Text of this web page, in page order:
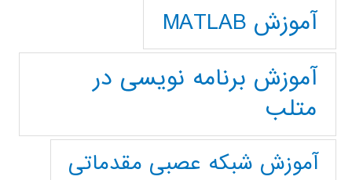
آموزش MATLAB
آموزش برنامه نویسی در
متلب
آموزش شبکه عصبی مقدماتی